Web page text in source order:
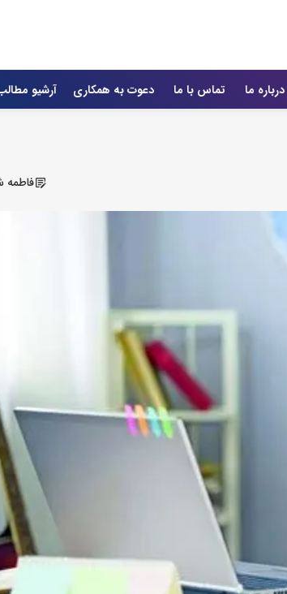
درباره ما تماس با ما دعوت به همکاری آرشیو
فاطمه